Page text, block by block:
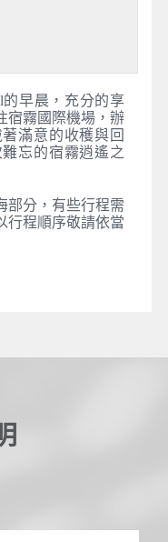
的早晨，充分的享
宿霧國際機場，辦
滿意的收穫與回
忘的宿霧逍遙之
部分，有些行程需
行程順序敬請依當